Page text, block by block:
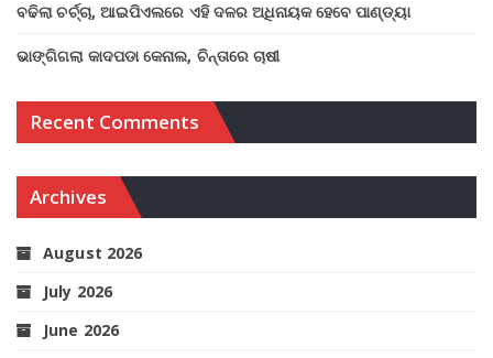
ବଢିଲା ଚର୍ଚ୍ଚା, ଆଇପିଏଲରେ ଏହି ଦଳର ଅଧିନାୟକ ହେବେ ପାଣ୍ଡ୍ୟା
ଭାଙ୍ଗିଗଲା କାଦପଡା କେନାଲ, ଚିନ୍ତାରେ ଚାଷୀ
Recent Comments
Archives
August 2026
July 2026
June 2026